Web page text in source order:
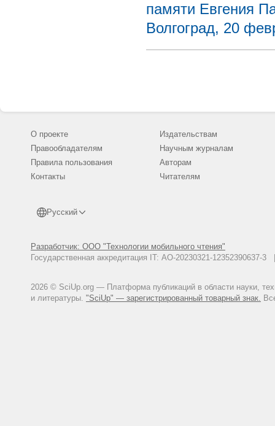
памяти Евгения
Волгоград, 20
О проекте
Правообладателям
Правила пользования
Контакты
Русский
Разработчик: ООО "Технологии мобильного чтения"
Государственная аккредитация IT: АО-20230321-
2026 © SciUp.org — Платформа публикаций в области науки,
и литературы. "SciUp" — зарегистрированный товарный знак.
Издательствам
Научным журналам
Авторам
Читателям